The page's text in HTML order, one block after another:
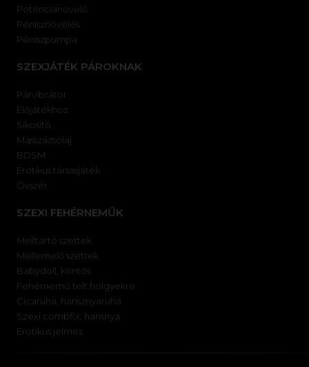
Potencianövelő
Pénisznövelés
Péniszpumpa
SZEXJÁTÉK PÁROKNAK
Párvibrátor
Előjátékhoz
Síkosító
Masszázsolaj
BDSM
Erotikus társasjáték
Óvszer
SZEXI FEHÉRNEMŰK
Melltartó szettek
Mellemelő szettek
Babydoll, köntös
Fehérnemű telt hölgyekre
Cicaruha, harisznyaruha
Szexi combfix, harisnya
Erotikus jelmez